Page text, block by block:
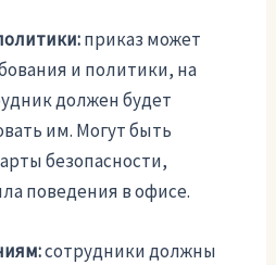
приказ может
и политики, на
должен будет
им. Могут быть
безопасности,
поведения в офисе.
сотрудники должны